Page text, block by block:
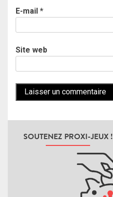
E-mail *
Site web
SOUTENEZ PROXI-JEUX !